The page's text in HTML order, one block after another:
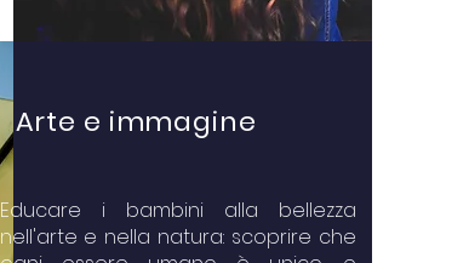
Arte e immagine
Educare i bambini alla bellezza
nell'arte e nella natura: scoprire che